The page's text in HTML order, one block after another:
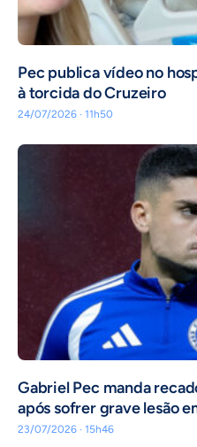
Pec publica vídeo no
à torcida do Cruzeiro
24/07/2026 · 11h50
Gabriel Pec manda
após sofrer grave lesão
23/07/2026 · 15h46